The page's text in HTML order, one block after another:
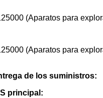
(Aparatos para
(Aparatos para
de los suministros:
principal: